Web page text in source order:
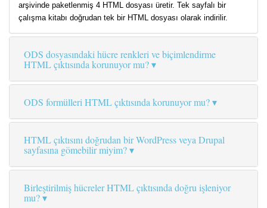
arşivinde paketlenmiş 4 HTML dosyası üretir. Tek sayfalı bir
çalışma kitabı doğrudan tek bir HTML dosyası olarak indirilir.
ODS dosyasındaki hücre renkleri ve biçimlendirme
HTML çıktısında korunuyor mu?
ODS formülleri HTML çıktısında korunuyor mu?
HTML çıktısını doğrudan bir WordPress veya Drupal
sayfasına gömebilir miyim?
Birleştirilmiş hücreler HTML çıktısında doğru işleniyor
mu?